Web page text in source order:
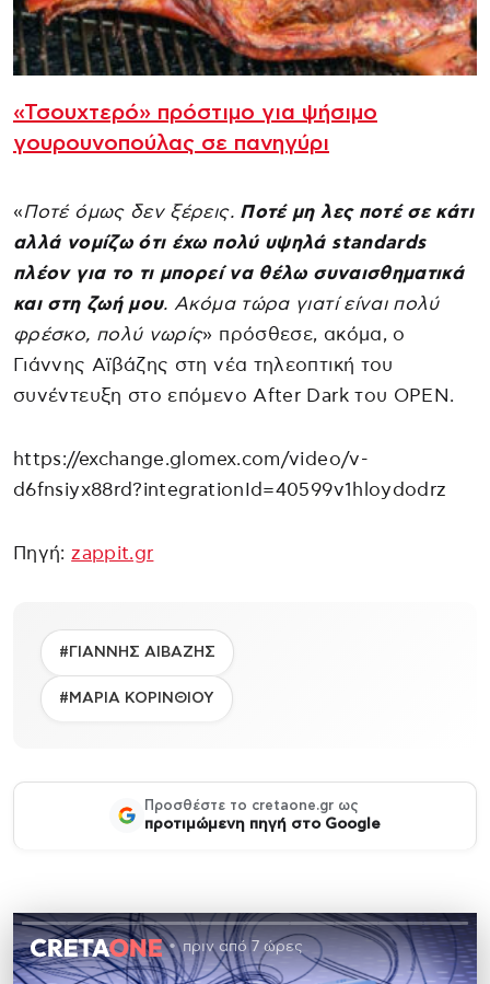
«Τσουχτερό» πρόστιμο για ψήσιμο
γουρουνοπούλας σε πανηγύρι
«Ποτέ όμως δεν ξέρεις. Ποτέ μη λες ποτέ σε κάτι
αλλά νομίζω ότι έχω πολύ υψηλά standards
πλέον για το τι μπορεί να θέλω συναισθηματικά
και στη ζωή μου. Ακόμα τώρα γιατί είναι πολύ
φρέσκο, πολύ νωρίς» πρόσθεσε, ακόμα, ο
Γιάννης Αϊβάζης στη νέα τηλεοπτική του
συνέντευξη στο επόμενο After Dark του OPEN.
https://exchange.glomex.com/video/v-
d6fnsiyx88rd?integrationId=40599v1hloydodrz
Πηγή: zappit.gr
#ΓΙΑΝΝΗΣ ΑΙΒΑΖΗΣ
#ΜΑΡΙΑ ΚΟΡΙΝΘΙΟΥ
Προσθέστε το cretaone.gr ως
προτιμώμενη πηγή στο Google
πριν από 7 ώρες